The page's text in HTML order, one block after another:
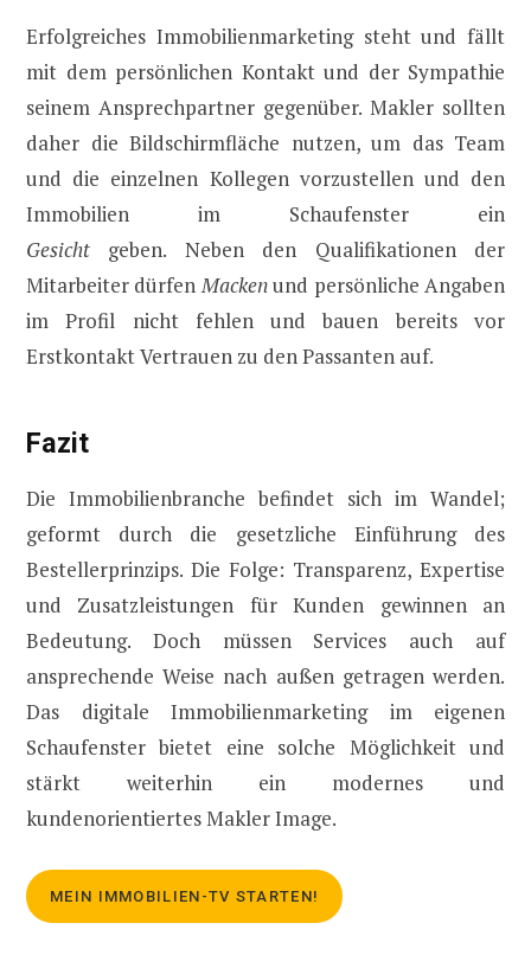
Erfolgreiches Immobilienmarketing steht und fällt
mit dem persönlichen Kontakt und der Sympathie
seinem Ansprechpartner gegenüber. Makler sollten
daher die Bildschirmfläche nutzen, um das Team
und die einzelnen Kollegen vorzustellen und den
Immobilien im Schaufenster ein
Gesicht geben. Neben den Qualifikationen der
Mitarbeiter dürfenMackenund persönliche Angaben
im Profil nicht fehlen und bauen bereits vor
Erstkontakt Vertrauen zu den Passanten auf.
Fazit
Die Immobilienbranche befindet sich im Wandel;
geformt durch die gesetzliche Einführung des
Bestellerprinzips. Die Folge: Transparenz, Expertise
und Zusatzleistungen für Kunden gewinnen an
Bedeutung. Doch müssen Services auch auf
ansprechende Weise nach außen getragen werden.
Das digitale Immobilienmarketing im eigenen
Schaufenster bietet eine solche Möglichkeit und
stärkt weiterhin ein modernes und
kundenorientiertes Makler Image.
MEIN IMMOBILIEN-TV STARTEN!